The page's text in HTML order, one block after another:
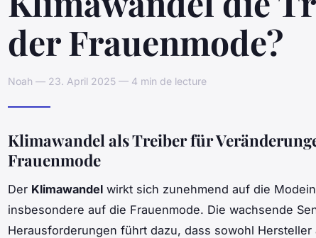
der Frauenmode?
Noah — 23. April 2025 — 4 min de lecture
Klimawandel als Treiber für
Frauenmode
Der Klimawandel wirkt sich zunehmend auf die
insbesondere auf die Frauenmode. Die wachsende
Herausforderungen führt dazu, dass sowohl Hersteller